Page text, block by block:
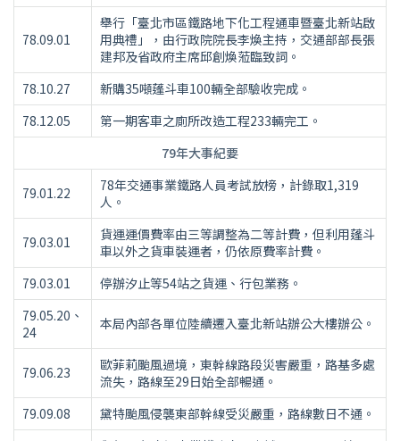
78.09.01
舉行「臺北市區鐵路地下化工程通車暨臺北新站啟
用典禮」，由行政院院長李煥主持，交通部部長張
建邦及省政府主席邱創煥蒞臨致詞。
78.10.27
新購35噸蓬斗車100輛全部驗收完成。
78.12.05
第一期客車之廁所改造工程233輛完工。
79年大事紀要
79.01.22
78年交通事業鐵路人員考試放榜，計錄取1,319
人。
79.03.01
貨運運價費率由三等調整為二等計費，但利用蓬斗
車以外之貨車裝運者，仍依原費率計費。
79.03.01
停辦汐止等54站之貨運、行包業務。
79.05.20、
24
本局內部各單位陸續遷入臺北新站辦公大樓辦公。
79.06.23
歐菲莉颱風過境，東幹線路段災害嚴重，路基多處
流失，路線至29日始全部暢通。
79.09.08
黛特颱風侵襲東部幹線受災嚴重，路線數日不通。